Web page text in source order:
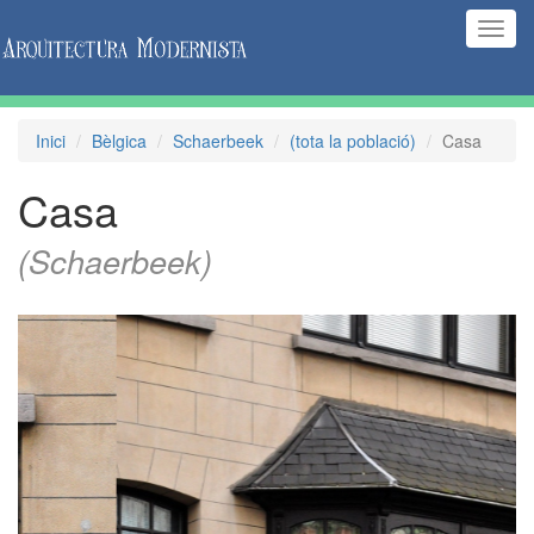
Inici Bèlgica Schaerbeek (tota la població) Casa
Casa
(Schaerbeek)